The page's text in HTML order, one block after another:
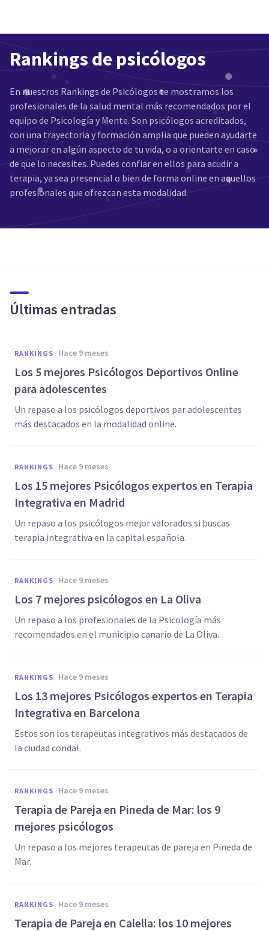
Rankings de psicólogos
En nuestros Rankings de Psicólogos te mostramos los
profesionales de la salud mental más recomendados por el
equipo de Psicología y Mente. Son psicólogos acreditados,
con una trayectoria y formación amplia que pueden ayudarte
a mejorar en algún aspecto de tu vida, o a orientarte en caso
de que lo necesites. Puedes confiar en ellos para acudir a
terapia, ya sea presencial o bien de forma online en aquellos
profesionales que ofrezcan esta modalidad.
Últimas entradas
RANKINGS hace 9 meses
Los 5 mejores Psicólogos Deportivos Online
para adolescentes
Un repaso a los psicólogos deportivos par adolescentes
más destacados en la modalidad online.
RANKINGS hace 9 meses
Los 15 mejores Psicólogos expertos en Terapia
Integrativa en Madrid
Un repaso a los psicólogos mejor valorados si buscas
terapia integrativa en la capital española.
RANKINGS hace 9 meses
Los 7 mejores psicólogos en La Oliva
Un repaso a los profesionales de la Psicología más
recomendados en el municipio canario de La Oliva.
RANKINGS hace 9 meses
Los 13 mejores Psicólogos expertos en Terapia
Integrativa en Barcelona
Estos son los terapeutas integrativos más destacados de
la ciudad condal.
RANKINGS hace 9 meses
Terapia de Pareja en Pineda de Mar: los 9
mejores psicólogos
Un repaso a los mejores terapeutas de pareja en Pineda de
Mar.
RANKINGS hace 9 meses
Terapia de Pareja en Calella: los 10 mejores